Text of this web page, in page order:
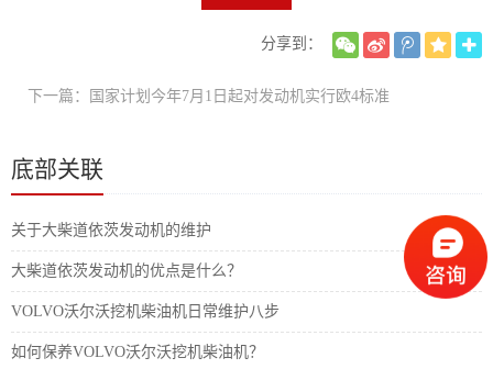
分享到：
下一篇：国家计划今年7月1日起对发动机实行欧4标准
底部关联
关于大柴道依茨发动机的维护
大柴道依茨发动机的优点是什么？
VOLVO沃尔沃挖机柴油机日常维护八步
如何保养VOLVO沃尔沃挖机柴油机？